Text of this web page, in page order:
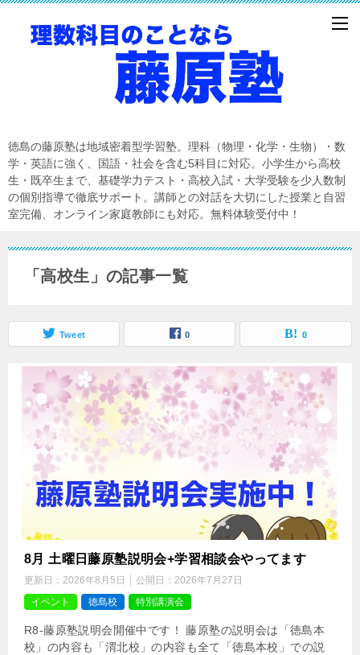
徳島の藤原塾は地域密着型学習塾。理科（物理・化学・生物）・数
学・英語に強く、国語・社会を含む5科目に対応。小学生から高校
生・既卒生まで、基礎学力テスト・高校入試・大学受験を少人数制
の個別指導で徹底サポート。講師との対話を大切にした授業と自習
室完備、オンライン家庭教師にも対応。無料体験受付中！
「高校生」の記事一覧
Tweet 0 0
8月 土曜日藤原塾説明会+学習相談会やってます
更新日： 2026年8月5日 公開日： 2026年7月27日
イベント
徳島校 特別講演会
R8-藤原塾説明会開催中です！ 藤原塾の説明会は「徳島本
校」の内容も「渭北校」の内容も全て「徳島本校」での説